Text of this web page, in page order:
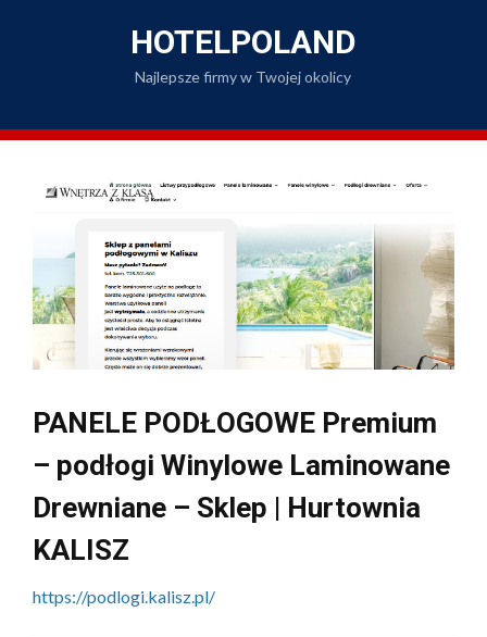
content
HOTELPOLAND
Najlepsze firmy w Twojej okolicy
PANELE PODŁOGOWE Premium
– podłogi Winylowe Laminowane
Drewniane – Sklep | Hurtownia
KALISZ
https://podlogi.kalisz.pl/